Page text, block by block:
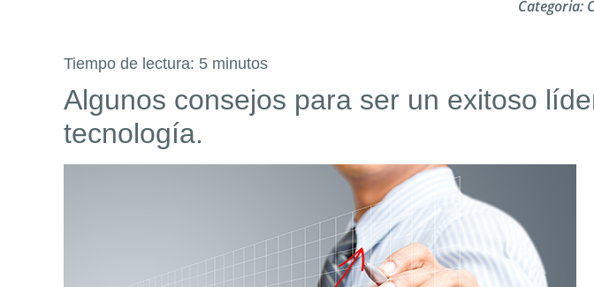
Categoria:
Tiempo de lectura: 5 minutos
Algunos consejos para ser un exitoso
tecnología.